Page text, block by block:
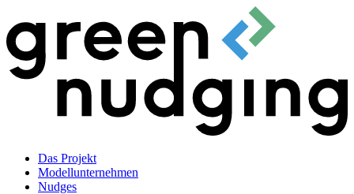
Das Projekt
Modellunternehmen
Nudges